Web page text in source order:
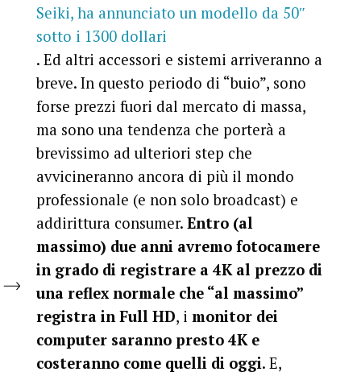
Seiki, ha annunciato un modello da 50″
sotto i 1300 dollari
. Ed altri accessori e sistemi arriveranno a
breve. In questo periodo di “buio”, sono
forse prezzi fuori dal mercato di massa,
ma sono una tendenza che porterà a
brevissimo ad ulteriori step che
avvicineranno ancora di più il mondo
professionale (e non solo broadcast) e
addirittura consumer. Entro (al
massimo) due anni avremo fotocamere
in grado di registrare a 4K al prezzo di
una reflex normale che “al massimo”
registra in Full HD, i monitor dei
computer saranno presto 4K e
costeranno come quelli di oggi. E,